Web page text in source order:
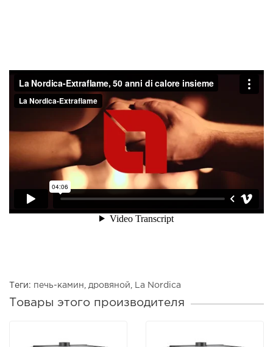
Теги: печь-камин дровяной La Nordica
Товары этого производителя